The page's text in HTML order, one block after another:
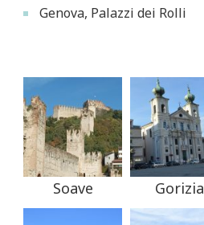
Genova, Palazzi dei Rolli
Soave Gorizia